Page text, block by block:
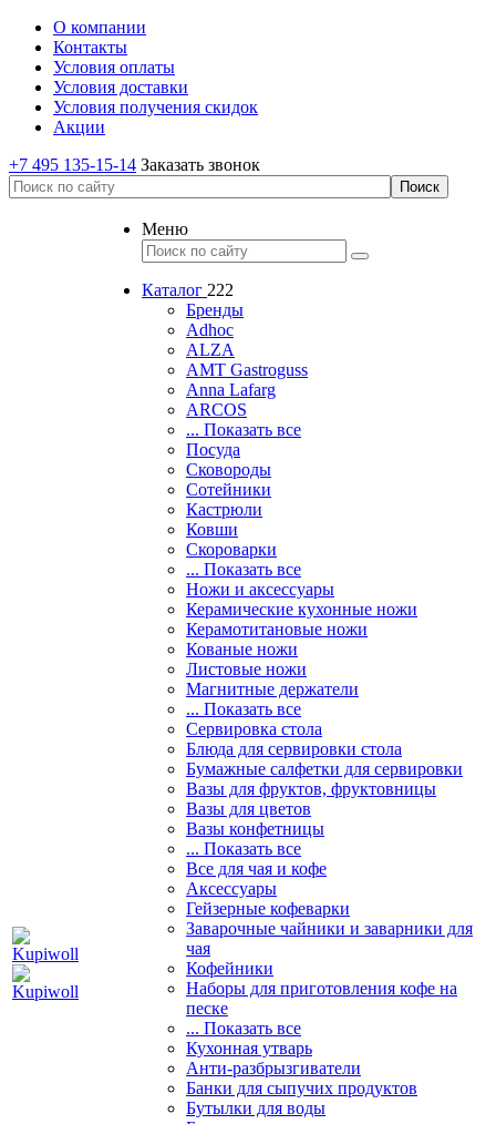
О компании
Контакты
Условия оплаты
Условия доставки
Условия получения скидок
Акции
+7 495 135-15-14 Заказать звонок
Меню
Каталог 222
Бренды
Adhoc
ALZA
AMT Gastroguss
Anna Lafarg
ARCOS
... Показать все
Посуда
Сковороды
Сотейники
Кастрюли
Ковши
Скороварки
... Показать все
Ножи и аксессуары
Керамические кухонные ножи
Керамотитановые ножи
Кованые ножи
Листовые ножи
Магнитные держатели
... Показать все
Сервировка стола
Блюда для сервировки стола
Бумажные салфетки для сервировки
Вазы для фруктов, фруктовницы
Вазы для цветов
Вазы конфетницы
... Показать все
Все для чая и кофе
Аксессуары
Гейзерные кофеварки
Заварочные чайники и заварники для
чая
Кофейники
Наборы для приготовления кофе на
песке
... Показать все
Кухонная утварь
Анти-разбрызгиватели
Банки для сыпучих продуктов
Бутылки для воды